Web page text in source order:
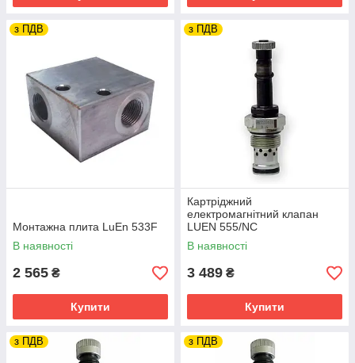
з ПДВ
Монтажна плита LuEn 533F
В наявності
2 565 ₴
Купити
з ПДВ
Картріджний
електромагнітний клапан
LUEN 555/NC
В наявності
3 489 ₴
Купити
з ПДВ з ПДВ